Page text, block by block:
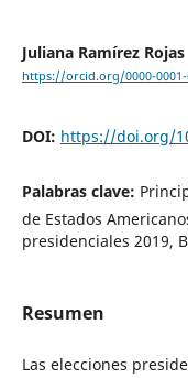
Juliana Ramírez Rojas
https://orcid.org/0000-0001-
DOI: https://doi.org/
Palabras clave:
de Estados
presidenciales 2019,
Resumen
Las elecciones